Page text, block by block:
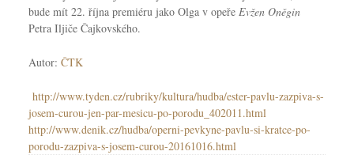
bude mít 22. října premiéru jako Olga v opeře Evžen Oněgin
Petra Iljiče Čajkovského.
Autor: ČTK
http://www.tyden.cz/rubriky/kultura/hudba/ester-pavlu-zazpiva-s-
josem-curou-jen-par-mesicu-po-porodu_402011.html
http://www.denik.cz/hudba/operni-pevkyne-pavlu-si-kratce-po-
porodu-zazpiva-s-josem-curou-20161016.html